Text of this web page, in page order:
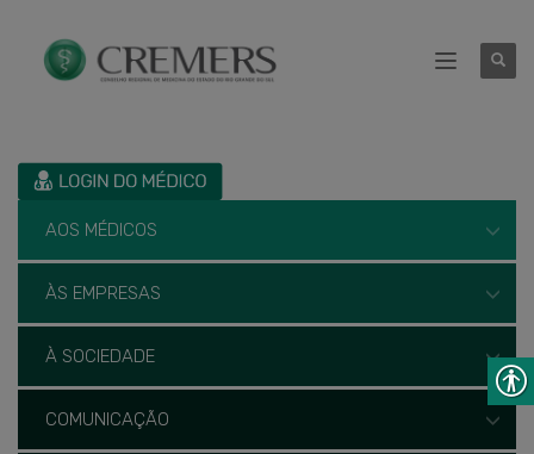
AOS MÉDICOS
ÀS EMPRESAS
À SOCIEDADE
COMUNICAÇÃO